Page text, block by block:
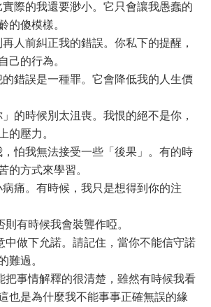
際的我還要渺小。它只會讓我愚蠢的
的傻模樣。
人前糾正我的錯誤。你私下的提醒，
己的行為。
錯誤是一種罪。它會降低我的人生價
的時候別太沮喪。我恨的絕不是你，
的壓力。
怕我無法接受一些「後果」。有的時
的方式來學習。
痛。有時候，我只是想得到你的注
有時候我會裝聾作啞。
中做下允諾。請記住，當你不能信守諾
難過。
把事情解釋的很清楚，雖然有時候我看
也是為什麼我不能事事正確無誤的緣